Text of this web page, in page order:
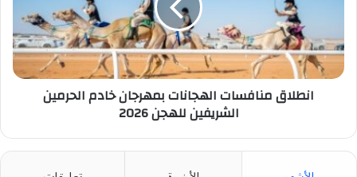
الشريفين
للهجن
2026
انطلاق منافسات الهجانات بمهرجان خادم الحرمين
الشريفين للهجن 2026